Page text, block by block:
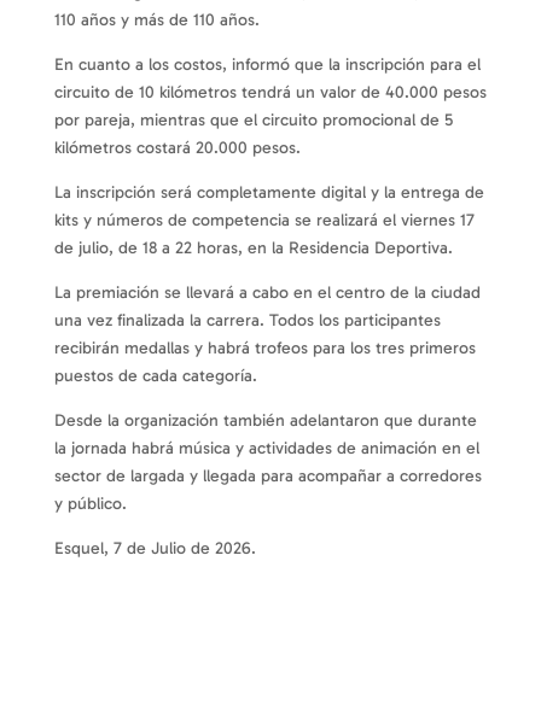
110 años y más de 110 años.
En cuanto a los costos, informó que la inscripción para el
circuito de 10 kilómetros tendrá un valor de 40.000 pesos
por pareja, mientras que el circuito promocional de 5
kilómetros costará 20.000 pesos.
La inscripción será completamente digital y la entrega de
kits y números de competencia se realizará el viernes 17
de julio, de 18 a 22 horas, en la Residencia Deportiva.
La premiación se llevará a cabo en el centro de la ciudad
una vez finalizada la carrera. Todos los participantes
recibirán medallas y habrá trofeos para los tres primeros
puestos de cada categoría.
Desde la organización también adelantaron que durante
la jornada habrá música y actividades de animación en el
sector de largada y llegada para acompañar a corredores
y público.
Esquel, 7 de Julio de 2026.